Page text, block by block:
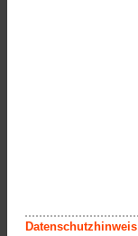
Datenschutzhinweis